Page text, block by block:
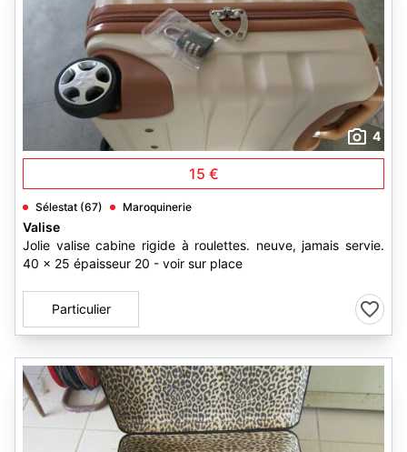
4
15 €
Sélestat (67) Maroquinerie
Valise
Jolie valise cabine rigide à roulettes. neuve, jamais servie.
40 x 25 épaisseur 20 - voir sur place
Particulier